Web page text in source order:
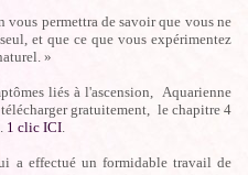
vous permettra de savoir que vous ne
et que ce que vous expérimentez
»
liés à l'ascension, Aquarienne
gratuitement, le chapitre 4
1 clic ICI.
a effectué un formidable travail de